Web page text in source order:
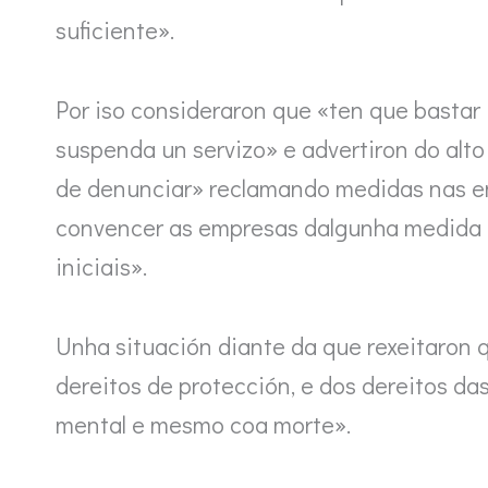
suficiente».
Por iso consideraron que «ten que
suspenda un servizo» e advertiron do
de denunciar» reclamando medidas nas
convencer as empresas dalgunha
iniciais».
Unha situación diante da que rexeitaron
dereitos de protección, e dos dereitos
mental e mesmo coa morte».